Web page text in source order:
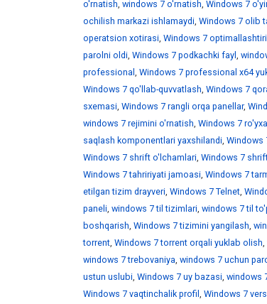
o'rnatish, windows 7 o'rnatish, Windows 7
ochilish markazi ishlamaydi, Windows 7 olib
operatsion xotirasi, Windows 7
parolni oldi, Windows 7 podkachki fayl ,
professional , Windows 7 professional x64
Windows 7 qo'llab-quvvatlash, Windows 7
sxemasi, Windows 7 rangli orqa panellar,
windows 7 rejimini o'rnatish, Windows 7
saqlash komponentlari yaxshilandi, Windows
Windows 7 shrift o'lchamlari, Windows 7
Windows 7 tahririyati jamoasi, Windows 7
etilgan tizim drayveri, Windows 7 Telnet,
paneli, windows 7 til tizimlari, windows 7 til
boshqarish, Windows 7 tizimini yangilash,
torrent, Windows 7 torrent orqali yuklab olish,
windows 7 trebovaniya, windows 7 uchun
ustun uslubi, Windows 7 uy bazasi, windows
Windows 7 vaqtinchalik profil , Windows 7